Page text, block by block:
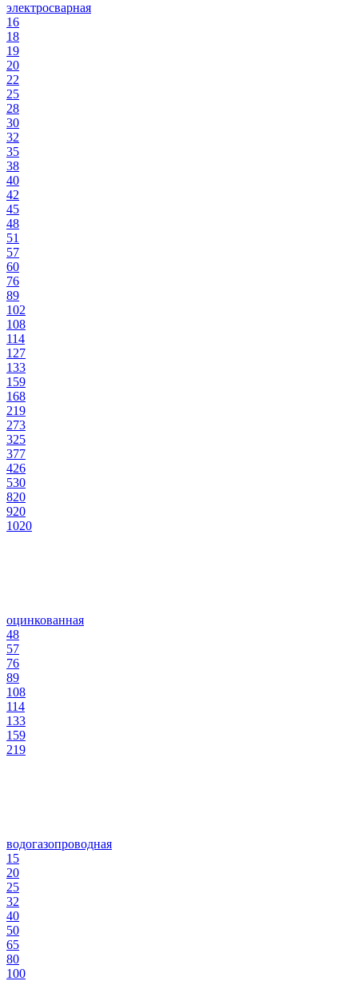
электросварная
16
18
19
20
22
25
28
30
32
35
38
40
42
45
48
51
57
60
76
89
102
108
114
127
133
159
168
219
273
325
377
426
530
820
920
1020
оцинкованная
48
57
76
89
108
114
133
159
219
водогазопроводная
15
20
25
32
40
50
65
80
100